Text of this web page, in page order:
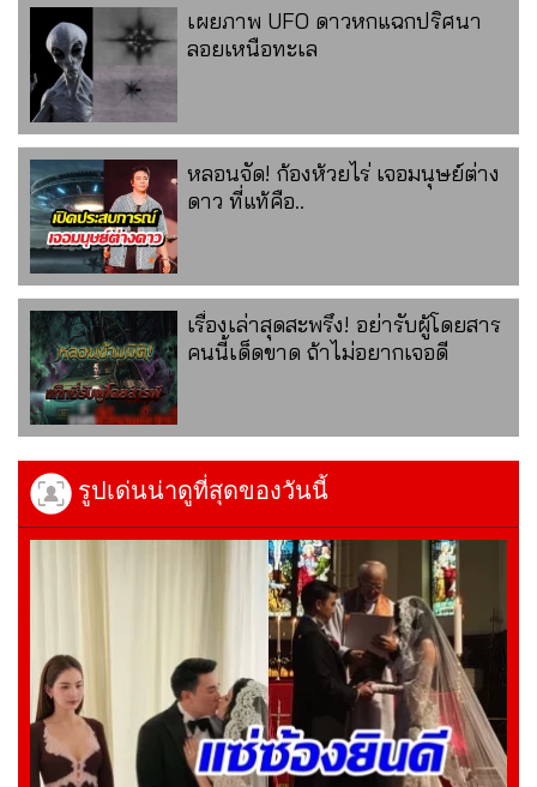
เผยภาพ UFO ดาวหกแฉกปริศนา
ลอยเหนือทะเล
หลอนจัด! ก้องห้วยไร่ เจอมนุษย์ต่าง
ดาว ที่แท้คือ..
เรื่องเล่าสุดสะพรึง! อย่ารับผู้โดยสาร
คนนี้เด็ดขาด ถ้าไม่อยากเจอดี
รูปเด่นน่าดูที่สุดของวันนี้